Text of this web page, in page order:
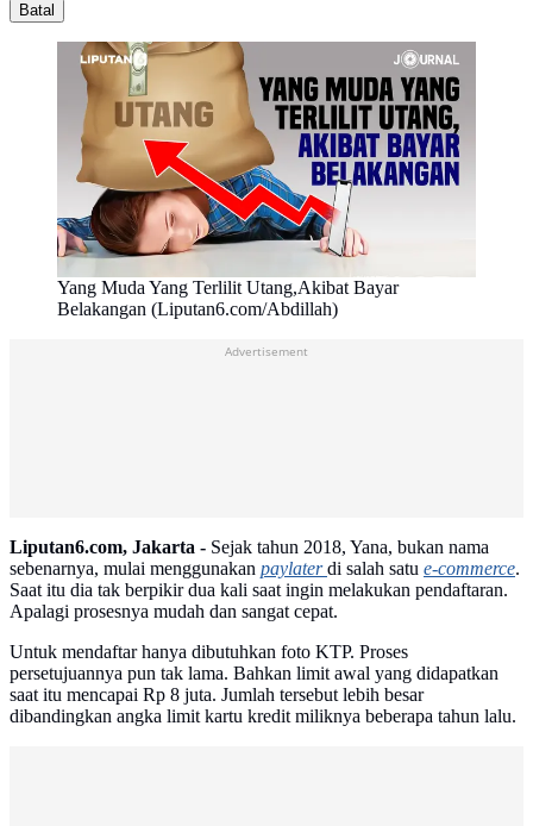
Batal
Yang Muda Yang Terlilit Utang,Akibat Bayar
Belakangan (Liputan6.com/Abdillah)
Liputan6.com, Jakarta - Sejak tahun 2018, Yana, bukan nama
sebenarnya, mulai menggunakan paylaterdi salah satu e-commerce.
Saat itu dia tak berpikir dua kali saat ingin melakukan pendaftaran.
Apalagi prosesnya mudah dan sangat cepat.
Untuk mendaftar hanya dibutuhkan foto KTP. Proses
persetujuannya pun tak lama. Bahkan limit awal yang didapatkan
saat itu mencapai Rp 8 juta. Jumlah tersebut lebih besar
dibandingkan angka limit kartu kredit miliknya beberapa tahun lalu.